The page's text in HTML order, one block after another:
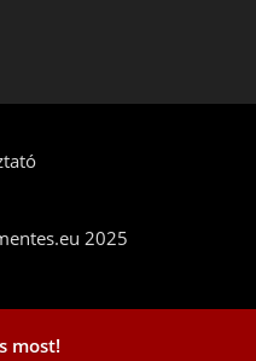
2025
most!